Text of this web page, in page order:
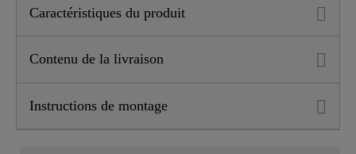
Caractéristiques du produit
Contenu de la livraison
Instructions de montage